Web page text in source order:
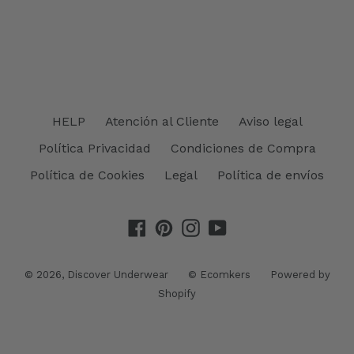
HELP Atención al Cliente
Aviso legal
Política Privacidad
Condiciones de Compra
Política de Cookies
Legal Política de envíos
Facebook
PinterestInstagram
YouTube
© 2026, Discover Underwear © Ecomkers
Powered by
Shopify